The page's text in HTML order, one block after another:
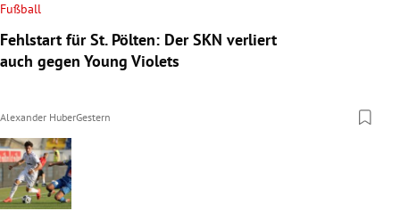
Fußball
Fehlstart für St. Pölten: Der SKN verliert
auch gegen Young Violets
Alexander HuberGestern